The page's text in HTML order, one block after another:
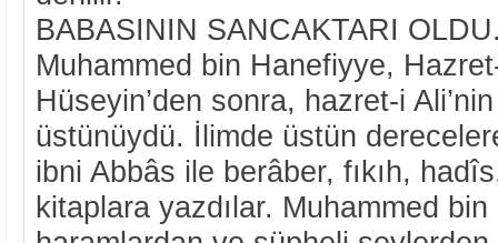
BABASININ SANCAKTARI
Muhammed bin Hanefiyye,
Hüseyin’den sonra, hazret-i
üstünüydü. İlimde üstün
ibni Abbâs ile berâber, fıkıh,
kitaplara yazdılar. Muhammed